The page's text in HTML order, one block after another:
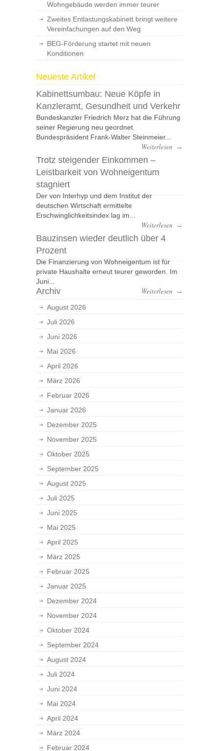
Wohngebäude werden immer teurer
Zweites Entlastungskabinett bringt weitere
Vereinfachungen auf den Weg
BEG-Förderung startet mit neuen
Konditionen
Neueste Artikel
Kabinettsumbau: Neue Köpfe in
Kanzleramt, Gesundheit und Verkehr
Bundeskanzler Friedrich Merz hat die Führung
seiner Regierung neu geordnet.
Bundespräsident Frank-Walter Steinmeier...
Weiterlesen →
Trotz steigender Einkommen –
Leistbarkeit von Wohneigentum
stagniert
Der von Interhyp und dem Institut der
deutschen Wirtschaft ermittelte
Erschwinglichkeitsindex lag im...
Weiterlesen →
Bauzinsen wieder deutlich über 4
Prozent
Die Finanzierung von Wohneigentum ist für
private Haushalte erneut teurer geworden. Im
Juni...
Weiterlesen →
Archiv
August 2026
Juli 2026
Juni 2026
Mai 2026
April 2026
März 2026
Februar 2026
Januar 2026
Dezember 2025
November 2025
Oktober 2025
September 2025
August 2025
Juli 2025
Juni 2025
Mai 2025
April 2025
März 2025
Februar 2025
Januar 2025
Dezember 2024
November 2024
Oktober 2024
September 2024
August 2024
Juli 2024
Juni 2024
Mai 2024
April 2024
März 2024
Februar 2024